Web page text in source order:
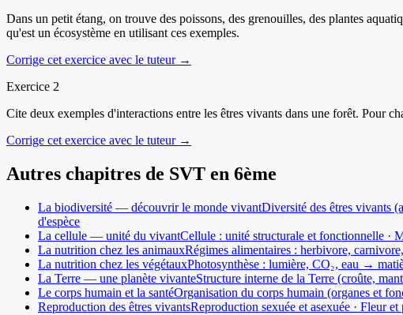
Dans un petit étang, on trouve des poissons, des grenouilles, des plantes
qu'est un écosystème en utilisant ces exemples.
Corrige cet exercice avec le tuteur →
Exercice 2
Cite deux exemples d'interactions entre les êtres vivants dans une forêt. Pour
Corrige cet exercice avec le tuteur →
Autres chapitres de SVT en 6ème
La biodiversité — découvrir le monde vivantDiversité des êtres vivants
d'espèce
La cellule — unité du vivantCellule : unité structurale et fonctionnelle ·
La nutrition chez les animauxRégimes alimentaires : herbivore,
La nutrition chez les végétauxPhotosynthèse : lumière, CO₂, eau →
La Terre — une planète vivanteStructure interne de la Terre (croûte,
Le corps humain et la santéOrganisation du corps humain (organes et
Reproduction des êtres vivantsReproduction sexuée et asexuée · Fleur